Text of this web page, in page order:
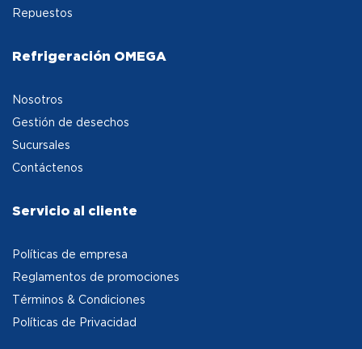
Repuestos
Refrigeración OMEGA
Nosotros
Gestión de desechos
Sucursales
Contáctenos
Servicio al cliente
Políticas de empresa
Reglamentos de promociones
Términos & Condiciones
Políticas de Privacidad